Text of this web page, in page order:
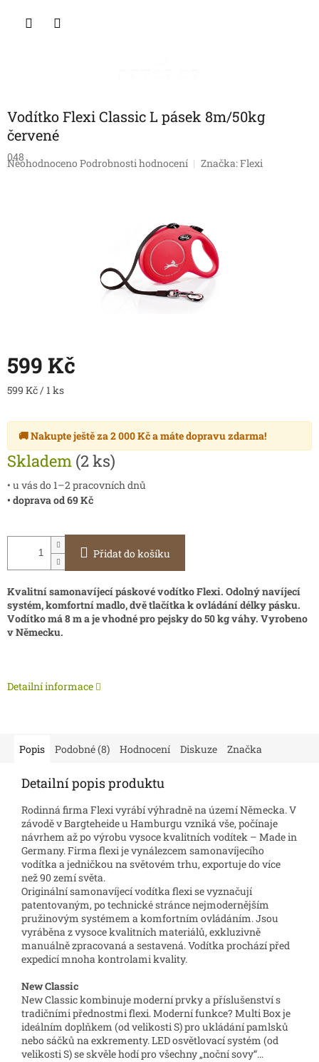
Vodítko Flexi Classic L pásek 8m/50kg
červené
048
Průměrné
Neohodnoceno Podrobnosti hodnocení Značka:Flexi
599 Kč
Měrná
599 Kč / 1 ks
🚚 Nakupte ještě za2 000 Kča mátedopravu zdarma!
Skladem (2 ks)
• u vás do 1–2 pracovních dnů
• doprava od 69 Kč
Přidat do košíku
Kvalitní samonavíjecí páskové vodítko Flexi. Odolný navíjecí
systém, komfortní madlo, dvě tlačítka k ovládání délky pásku.
Vodítko má 8 m a je vhodné pro pejsky do 50 kg váhy. Vyrobeno
v Německu.
Detailní informace
Popis Podobné (8) Hodnocení Diskuze Značka
Detailní popis produktu
Rodinná firma Flexi vyrábí výhradně na území Německa. V
závodě v Bargteheide u Hamburgu vzniká vše, počínaje
návrhem až po výrobu vysoce kvalitních vodítek – Made in
Germany. Firma flexi je vynálezcem samonavíjecího
vodítka a jedničkou na světovém trhu, exportuje do více
než 90 zemí světa.
Originální samonavíjecí vodítka flexi se vyznačují
patentovaným, po technické stránce nejmodernějším
pružinovým systémem a komfortním ovládáním. Jsou
vyráběna z vysoce kvalitních materiálů, exkluzivně
manuálně zpracovaná a sestavená. Vodítka prochází před
expedicí mnoha kontrolami kvality.
New Classic
New Classic kombinuje moderní prvky a příslušenství s
tradičními přednostmi flexi. Moderní funkce? Multi Box je
ideálním doplňkem (od velikosti S) pro ukládání pamlsků
nebo sáčků na exkrementy. LED osvětlovací systém (od
velikosti S) se skvěle hodí pro všechny „noční sovy“…